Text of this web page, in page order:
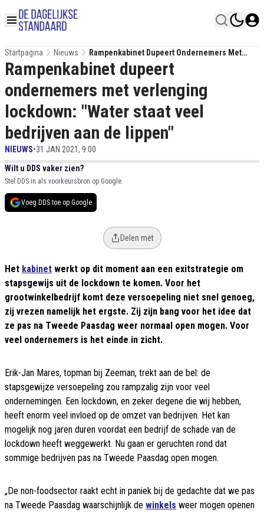
Startpagina Nieuws
Rampenkabinet Dupeert Ondernemers Met
Verlenging Lockdown: "Water Staat Veel
Bedrijven Aan De Lippen"
Rampenkabinet dupeert
ondernemers met verlenging
lockdown: "Water staat veel
bedrijven aan de lippen"
NIEUWS•31 JAN 2021, 9:00
Wilt u DDS vaker zien?
Stel DDS in als voorkeursbron op Google.
Voeg DDS toe op Google
Delen met
Het kabinet werkt op dit moment aan een exitstrategie om
stapsgewijs uit de lockdown te komen. Voor het
grootwinkelbedrijf komt deze versoepeling niet snel genoeg,
zij vrezen namelijk het ergste. Zij zijn bang voor het idee dat
ze pas na Tweede Paasdag weer normaal open mogen. Voor
veel ondernemers is het einde in zicht.
Erik-Jan Mares, topman bij Zeeman, trekt aan de bel: de
stapsgewijze versoepeling zou rampzalig zijn voor veel
ondernemingen. Een lockdown, en zeker degene die wij hebben,
heeft enorm veel invloed op de omzet van bedrijven. Het kan
mogelijk nog jaren duren voordat een bedrijf de schade van de
lockdown heeft weggewerkt. Nu gaan er geruchten rond dat
sommige bedrijven pas na Tweede Paasdag open mogen.
„De non-foodsector raakt echt in paniek bij de gedachte dat we pas
na Tweede Paasdag waarschijnlijk de winkels weer mogen openen